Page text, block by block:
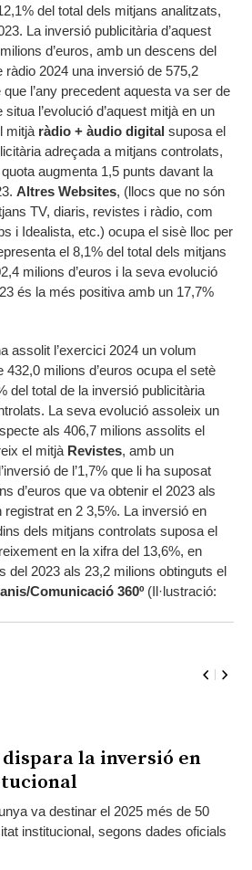
del total dels mitjans analitzats,
La inversió publicitària d’aquest
d’euros, amb un descens del
ràdio 2024 una inversió de 575,2
l’any precedent aquesta va ser de
l’evolució d’aquest mitjà en un
mitjà ràdio + àudio digital suposa el
adreçada a mitjans controlats,
augmenta 1,5 punts davant la
Altres Websites, (llocs que no són
TV, diaris, revistes i ràdio, com
i Idealista, etc.) ocupa el sisè lloc per
el 8,1% del total dels mitjans
milions d’euros i la seva evolució
és la més positiva amb un 17,7%
assolit l’exercici 2024 un volum
432,0 milions d’euros ocupa el setè
del total de la inversió publicitària
La seva evolució assoleix un
als 406,7 milions assolits el
el mitjà Revistes, amb un
de l’1,7% que li ha suposat
d’euros que va obtenir el 2023 als
registrat en 2 3,5%. La inversió en
dels mitjans controlats suposa el
en la xifra del 13,6%, en
del 2023 als 23,2 milions obtinguts el
Comunicació 360º (Il·lustració:
la inversió en
va destinar el 2025 més de 50
institucional, segons dades oficials